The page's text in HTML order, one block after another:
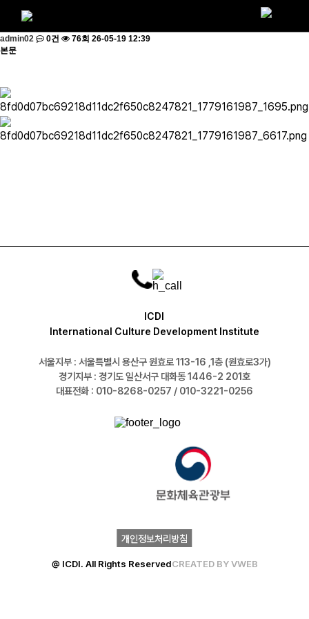
ICDI의 그랑프리입니다.
admin02
0건 76회 26-05-19 12:39
본문
ICDI
International Culture Development Institute
개인정보처리방침
서울지부 : 서울특별시 용산구 원효로 113-16 ,1층 (원효로3가)
경기지부 : 경기도 일산서구 대화동 1446-2 201호
대표전화 : 010-8268-0257 / 010-3221-0256
@ ICDI. All Rights ReservedCREATED BY VWEB